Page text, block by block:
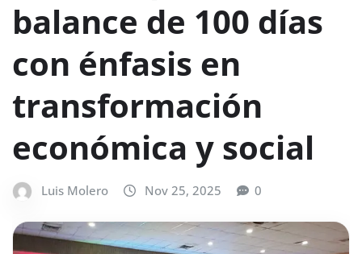
balance de 100 días
con énfasis en
transformación
económica y social
Luis Molero Nov 25, 2025 0